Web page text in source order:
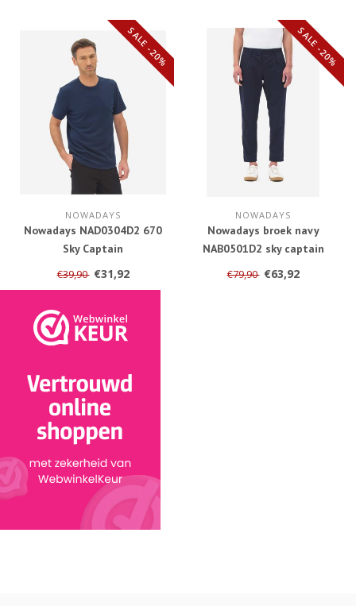
SALE -20%
NOWADAYS
Nowadays NAD0304D2 670
Sky Captain
€39,90 €31,92
SALE -20%
NOWADAYS
Nowadays broek navy
NAB0501D2 sky captain
€79,90 €63,92